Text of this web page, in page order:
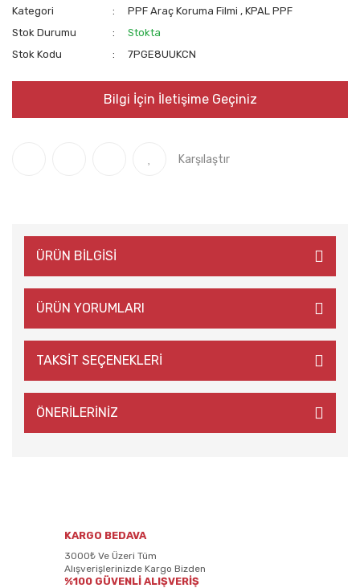
Kategori PPF Araç Koruma Filmi ,KPAL PPF
Stok Durumu
Stokta
Stok Kodu
7PGE8UUKCN
Bilgi İçin İletişime Geçiniz
Karşılaştır
ÜRÜN BİLGİSİ
ÜRÜN YORUMLARI
TAKSİT SEÇENEKLERİ
ÖNERİLERİNİZ
KARGO BEDAVA
3000₺ Ve Üzeri Tüm
Alışverişlerinizde Kargo Bizden
%100 GÜVENLİ ALIŞVERİŞ